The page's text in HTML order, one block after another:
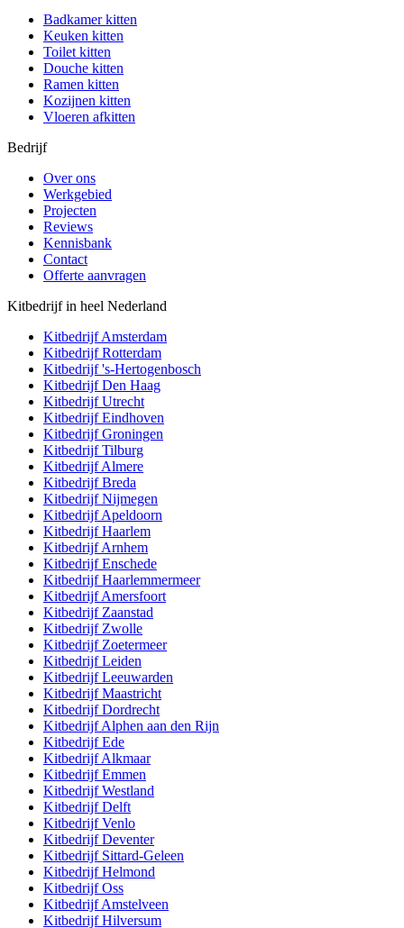
Badkamer kitten
Keuken kitten
Toilet kitten
Douche kitten
Ramen kitten
Kozijnen kitten
Vloeren afkitten
Bedrijf
Over ons
Werkgebied
Projecten
Reviews
Kennisbank
Contact
Offerte aanvragen
Kitbedrijf in heel Nederland
KitbedrijfAmsterdam
KitbedrijfRotterdam
Kitbedrijf's-Hertogenbosch
KitbedrijfDen Haag
KitbedrijfUtrecht
KitbedrijfEindhoven
KitbedrijfGroningen
KitbedrijfTilburg
KitbedrijfAlmere
KitbedrijfBreda
KitbedrijfNijmegen
KitbedrijfApeldoorn
KitbedrijfHaarlem
KitbedrijfArnhem
KitbedrijfEnschede
KitbedrijfHaarlemmermeer
KitbedrijfAmersfoort
Kitbedrijf Zaanstad
Kitbedrijf Zwolle
Kitbedrijf Zoetermeer
KitbedrijfLeiden
KitbedrijfLeeuwarden
KitbedrijfMaastricht
KitbedrijfDordrecht
KitbedrijfAlphen aan den Rijn
KitbedrijfEde
KitbedrijfAlkmaar
KitbedrijfEmmen
KitbedrijfWestland
KitbedrijfDelft
KitbedrijfVenlo
KitbedrijfDeventer
Kitbedrijf Sittard-Geleen
KitbedrijfHelmond
KitbedrijfOss
KitbedrijfAmstelveen
KitbedrijfHilversum